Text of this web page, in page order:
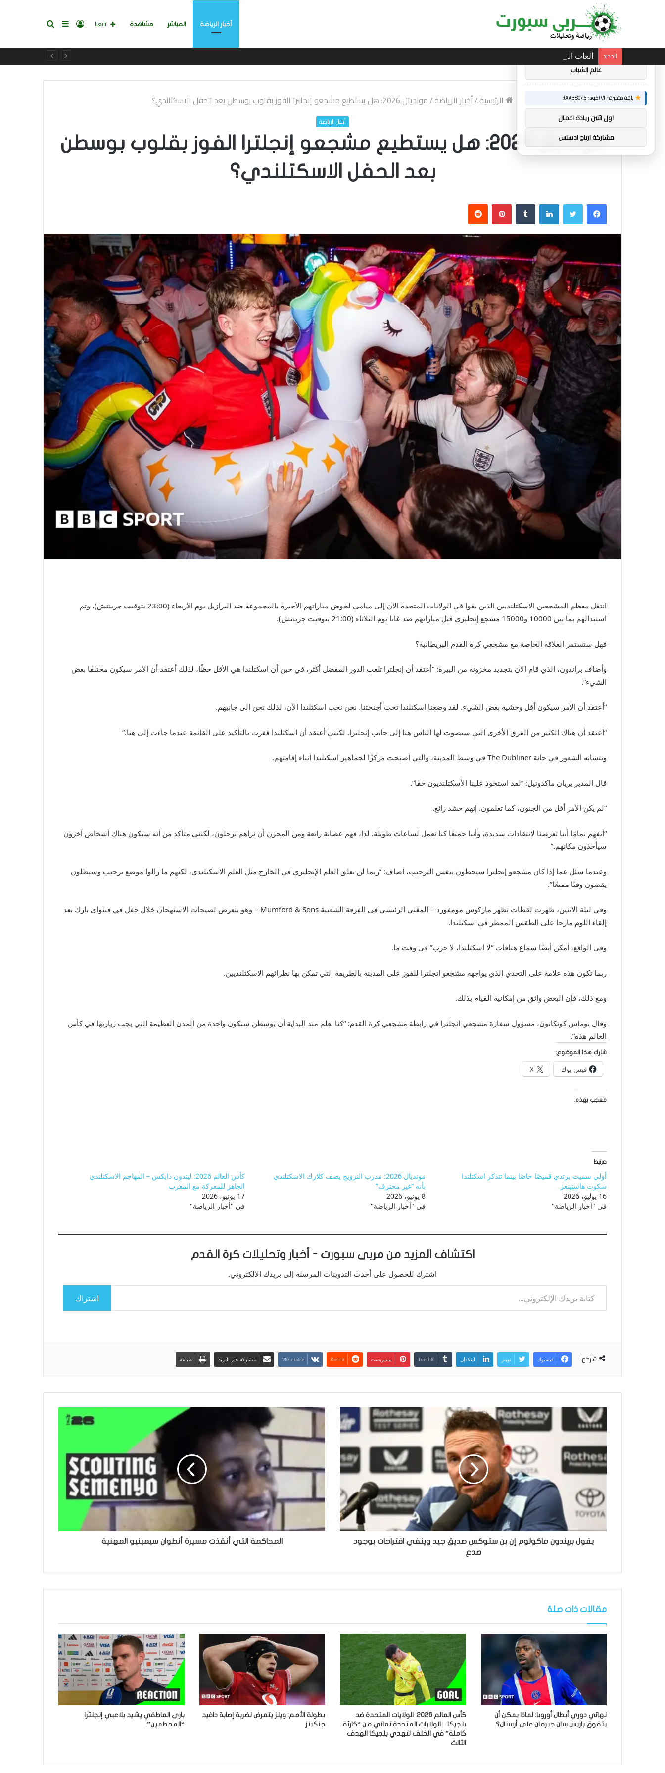
أخبار الرياضة المباشر مشاهدة بحثإضافةتسجيل تابعنا
الجديد ألعاب الكومنولث 2026: الإنجليزية إيميلي كامبل تحتفظ بلقب رفع الأثقال
الرئيسية/أخبار الرياضة/مونديال 2026: هل يستطيع مشجعو إنجلترا الفوز بقلوب بوسطن بعد الحفل الاسكتلندي؟
أخبار الرياضة
مونديال 2026: هل يستطيع مشجعو إنجلترا الفوز بقلوب بوسطن
بعد الحفل الاسكتلندي؟
فيسبوكتويتر لينكدإن بينتيريست
انتقل معظم المشجعين الاسكتلنديين الذين بقوا في الولايات المتحدة الآن إلى ميامي لخوض مباراتهم الأخيرة بالمجموعة ضد البرازيل يوم الأربعاء (23:00 بتوقيت جرينتش)، وتم
استبدالهم بما بين 10000 و15000 مشجع إنجليزي قبل مباراتهم ضد غانا يوم الثلاثاء (21:00 بتوقيت جرينتش).
فهل ستستمر العلاقة الخاصة مع مشجعي كرة القدم البريطانية؟
وأضاف براندون، الذي قام الآن بتجديد مخزونه من البيرة: “أعتقد أن إنجلترا تلعب الدور المفضل أكثر، في حين أن اسكتلندا هي الأقل حظًا، لذلك أعتقد أن الأمر سيكون مختلفًا بعض
الشيء”.
“أعتقد أن الأمر سيكون أقل وحشية بعض الشيء. لقد وضعنا اسكتلندا تحت أجنحتنا. نحن نحب اسكتلندا الآن، لذلك نحن إلى جانبهم.
“أعتقد أن هناك الكثير من الفرق الأخرى التي سيصوت لها الناس هنا إلى جانب إنجلترا. لكنني أعتقد أن اسكتلندا قفزت بالتأكيد على القائمة عندما جاءت إلى هنا.”
ويتشابه الشعور في حانة The Dubliner في وسط المدينة، والتي أصبحت مركزًا لجماهير اسكتلندا أثناء إقامتهم.
قال المدير بريان ماكدونيل: “لقد استحوذ علينا الأسكتلنديون حقًا”.
“لم يكن الأمر أقل من الجنون، كما تعلمون. إنهم حشد رائع.
“أتفهم تمامًا أننا تعرضنا لانتقادات شديدة، وأننا جميعًا كنا نعمل لساعات طويلة. لذا، فهم عصابة رائعة ومن المحزن أن نراهم يرحلون، لكنني متأكد من أنه سيكون هناك أشخاص آخرون
سيأخذون مكانهم.”
وعندما سئل عما إذا كان مشجعو إنجلترا سيحظون بنفس الترحيب، أضاف: “ربما لن نعلق العلم الإنجليزي في الخارج مثل العلم الاسكتلندي، لكنهم ما زالوا موضع ترحيب وسيظلون
يقضون وقتًا ممتعًا”.
وفي ليلة الاثنين، ظهرت لقطات تظهر ماركوس مومفورد – المغني الرئيسي في الفرقة الشعبية Mumford & Sons – وهو يتعرض لصيحات الاستهجان خلال حفل في فينواي بارك بعد
إلقاء اللوم مازحا على الطقس الممطر في اسكتلندا.
وفي الواقع، أمكن أيضًا سماع هتافات “لا اسكتلندا، لا حزب” في وقت ما.
ربما تكون هذه علامة على التحدي الذي يواجهه مشجعو إنجلترا للفوز على المدينة بالطريقة التي تمكن بها نظرائهم الاسكتلنديين.
ومع ذلك، فإن البعض واثق من إمكانية القيام بذلك.
وقال توماس كونكانون، مسؤول سفارة مشجعي إنجلترا في رابطة مشجعي كرة القدم: “كنا نعلم منذ البداية أن بوسطن ستكون واحدة من المدن العظيمة التي يجب زيارتها في كأس
العالم هذه”.
شارك هذا الموضوع:
فيس بوك X
معجب بهذه:
مرتبط
أولي سميث يرتدي قميصًا خاصًا بينما تتذكر اسكتلندا
سكوت هاستينغز
16 يوليو، 2026
في "أخبار الرياضة"
مونديال 2026: مدرب النرويج يصف كلارك الاسكتلندي
بأنه “غير محترف”
8 يونيو، 2026
في "أخبار الرياضة"
كأس العالم 2026: ليندون دايكس – المهاجم الاسكتلندي
الجاهز للمعركة مع المغرب
17 يونيو، 2026
في "أخبار الرياضة"
اكتشاف المزيد من مربى سبورت - أخبار وتحليلات كرة القدم
اشترك للحصول على أحدث التدوينات المرسلة إلى بريدك الإلكتروني.
كتابة بريدك الإلكتروني...
اشتراك
شاركها فيسبوك تويتر لينكدإن بينتيريست مشاركة عبر البريد طباعة
يقول بريندون ماكولوم إن بن ستوكس صديق جيد وينفي اقتراحات بوجود
صدع
المحاكمة التي أنقذت مسيرة أنطوان سيمينيو المهنية
مقالات ذات صلة
نهائي دوري أبطال أوروبا: لماذا يمكن أن
يتفوق باريس سان جيرمان على أرسنال؟
كأس العالم 2026: الولايات المتحدة ضد
بلجيكا – الولايات المتحدة تعاني من “كارثة
كاملة” في الخلف لتهدي بلجيكا الهدف
الثالث
بطولة الأمم: ويلز يتعرض لضربة إصابة دافيد
جنكينز
باري العاطفي يشيد بلاعبي إنجلترا
“المحطمين”.
توصيات : ×
باقة متميزة VIP (كود: AA86842):
عالم الشباب
باقة متميزة VIP (كود: AA38045):
اول اثنين ريادة اعمال
مشاركة ارباح ادسنس